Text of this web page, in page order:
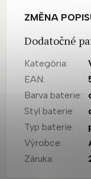
ZMĚNA
Dodatočné
Kategória:
EAN:
Barva baterie:
Styl baterie:
Typ baterie:
Výrobce:
Záruka: